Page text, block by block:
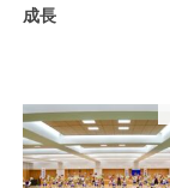
成長